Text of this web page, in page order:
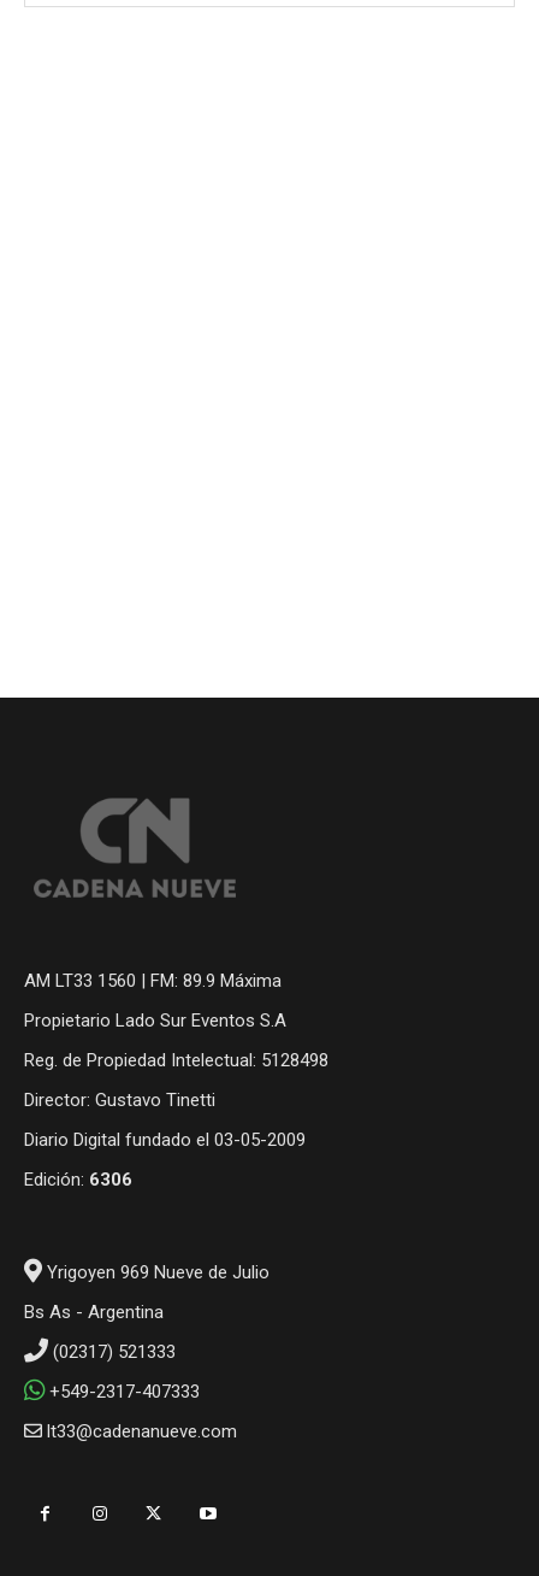
AM LT33 1560 | FM: 89.9 Máxima
Propietario Lado Sur Eventos S.A
Reg. de Propiedad Intelectual: 5128498
Director: Gustavo Tinetti
Diario Digital fundado el 03-05-2009
Edición: 6306
Yrigoyen 969 Nueve de Julio
Bs As - Argentina
(02317) 521333
+549-2317-407333
lt33@cadenanueve.com